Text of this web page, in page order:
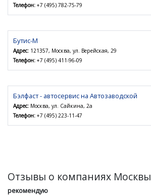
Телефон: +7 (495) 782-75-79
Бутис-М
Адрес: 121357, Москва, ул. Верейская, 29
Телефон: +7 (495) 411-96-09
Бэлфаст - автосервис на Автозаводской
Адрес: Москва, ул. Сайкина, 2а
Телефон: +7 (495) 223-11-47
Отзывы о компаниях Москвы
рекомендую